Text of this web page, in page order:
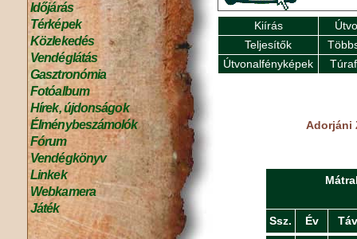
Időjárás
Térképek
Közlekedés
Vendéglátás
Gasztronómia
Fotóalbum
Hírek, újdonságok
Élménybeszámolók
Fórum
Vendégkönyv
Linkek
Webkamera
Játék
Kiírás
Teljesítők
Útvonalfényképek
Adorjáni
Ssz. Év Táv